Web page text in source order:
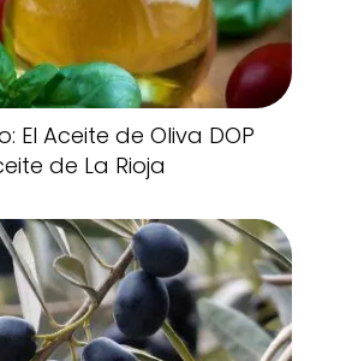
El Aceite de Oliva DOP
de La Rioja